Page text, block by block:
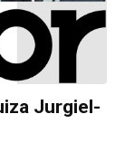
Jurgiel-